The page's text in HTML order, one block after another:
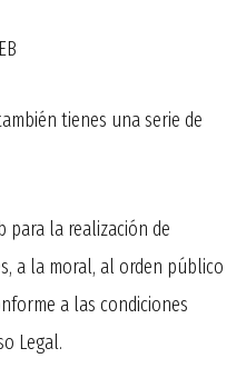
tienes una serie de
para la realización de
a la moral, al orden público
a las condiciones
Legal.